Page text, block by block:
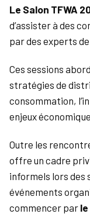
Le Salon TFWA
d’assister à des
par des experts de
Ces sessions
stratégies de
consommation,
enjeux
Outre les
offre un cadre
informels lors des
événements
commencer par